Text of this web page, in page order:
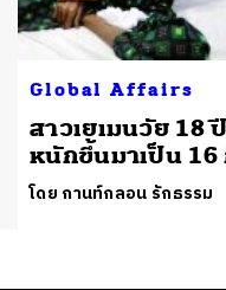
Global Affairs
สาวเยเมนวัย 18
หนักขึ้นมาเป็น 16
โดย กานท์กลอน รักธรรม